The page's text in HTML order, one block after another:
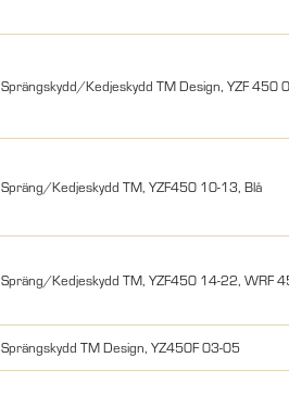
Sprängskydd/Kedjeskydd TM Design, YZF
Spräng/Kedjeskydd TM, YZF450 10-13, Blå
Spräng/Kedjeskydd TM, YZF450 14-22, WRF
Sprängskydd TM Design, YZ450F 03-05